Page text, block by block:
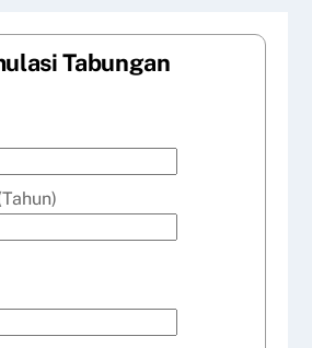
Tabungan